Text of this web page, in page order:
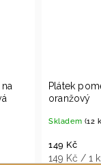
-
bílý
149